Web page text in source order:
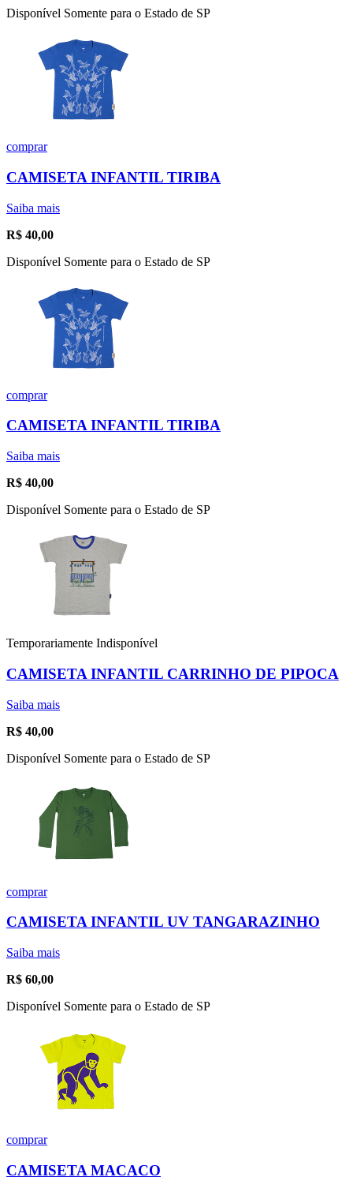
Disponível Somente para o Estado de SP
comprar
CAMISETA INFANTIL TIRIBA
Saiba mais
R$ 40,00
Disponível Somente para o Estado de SP
comprar
CAMISETA INFANTIL TIRIBA
Saiba mais
R$ 40,00
Disponível Somente para o Estado de SP
Temporariamente Indisponível
CAMISETA INFANTIL CARRINHO DE PIPOCA
Saiba mais
R$ 40,00
Disponível Somente para o Estado de SP
comprar
CAMISETA INFANTIL UV TANGARAZINHO
Saiba mais
R$ 60,00
Disponível Somente para o Estado de SP
comprar
CAMISETA MACACO